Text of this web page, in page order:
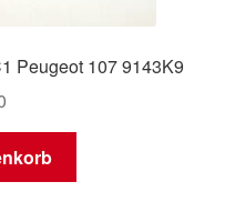
Peugeot 107 9143K9